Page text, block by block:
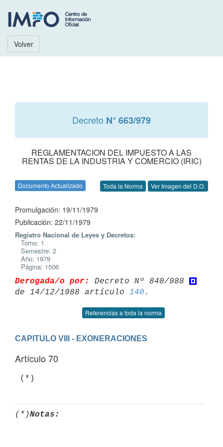
Volver
Decreto N° 663/979
REGLAMENTACION DEL IMPUESTO A LAS
RENTAS DE LA INDUSTRIA Y COMERCIO (IRIC)
Documento Actualizado Toda la Norma Ver Imagen del D.O.
Promulgación: 19/11/1979
Publicación: 22/11/1979
Registro Nacional de Leyes y Decretos:
Tomo: 1
Semestre: 2
Año: 1979
Página: 1506
Derogada/o por:
Decreto Nº 840/988
de 14/12/1988 artículo 140
Referencias a toda la norma
CAPITULO VIII - EXONERACIONES
Artículo 70
(*)Notas: